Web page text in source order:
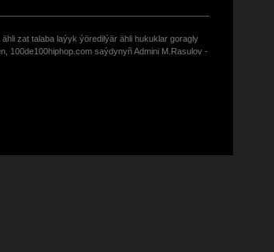
zat talaba laýyk ýöredilýär ähli hukuklar goragly
100de100hiphop.com saýdynyñ Admini M.Rasulov -